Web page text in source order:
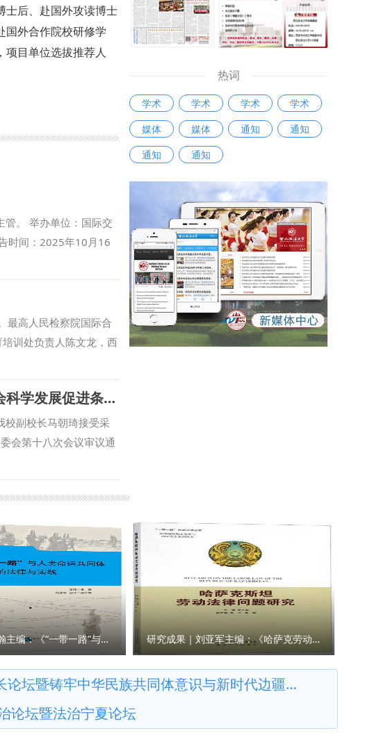
士后、赴国外攻读博士
国外合作院校研修学
项目单位选拔推荐人
管。 举办单位：国际交
时间：2025年10月16
最高人民检察院国际合
训处负责人陈文龙，西
校长马朝琦主持会议。
机关深化交流，不断拓
互派交流、学生实习实
涉外刑事法治与国别检
语种法律数据库建设等
源，推动学校专家学者
践难题开展联合攻关，
作高度重视，西北政法
十余部法典等，在服务
，高质效做好智库服
检察实务人才，围绕涉
目委托书 马朝琦宣布西
区研究院共同研发
处、国际交流与合作
（国际仲裁学院）、国
馆以及涉外刑事法治与
宝西安分公司等单位的
孙学龙）
【起点新闻】【群众新闻】省人大常委会召开《陕西省哲学社会科学发展促进条例》新闻发布会 我校副校长马朝琦接受采访
校副校长马朝琦接受采
会第十八次会议审议通
公布。 日前，西北政
学马克思主义学部部长
应当加强延安精神、照
化、黄土文化、汉水文
相关研究有哪些促进作
陕西的中国共产党人
中国共产党人精神谱
色血脉，传承红色基
宝贵精神财富的基础
劲、激发活力、释放潜
，不断谱写文化强省建
科学研究中心将如何贯
陕西师范大学共同建
会科学研究。2025年，
热词
学术 学术 学术
学术
媒体
媒体 通知
通知
通知
通知
研究成果｜王瀚主编：《“一带一路”与人类命运共同体构建的法律与实践》 研究成果｜刘亚军主编：《哈萨克劳动法律问题研究》
中华民族共同体意识与新时代边疆治理学术研讨会
论坛暨法治宁夏论坛